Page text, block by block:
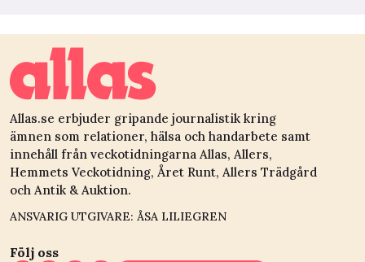
Allas.se erbjuder gripande journalistik kring
ämnen som relationer, hälsa och handarbete samt
innehåll från veckotidningarna Allas, Allers,
Hemmets Veckotidning, Året Runt, Allers Trädgård
och Antik & Auktion.
ANSVARIG UTGIVARE: ÅSA LILIEGREN
Följ oss